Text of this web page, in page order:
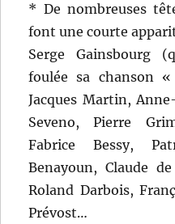
* De nombreuses
font une courte
Serge Gainsbourg
foulée sa chanson
Jacques Martin,
Seveno, Pierre
Fabrice Bessy,
Benayoun, Claude
Roland Darbois,
Prévost…